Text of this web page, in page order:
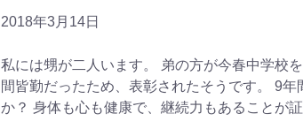
2018年3月14日
私には甥が二人います。 弟の方が今春中学校
間皆勤だったため、表彰されたそうです。 9
か？ 身体も心も健康で、継続力もあることが